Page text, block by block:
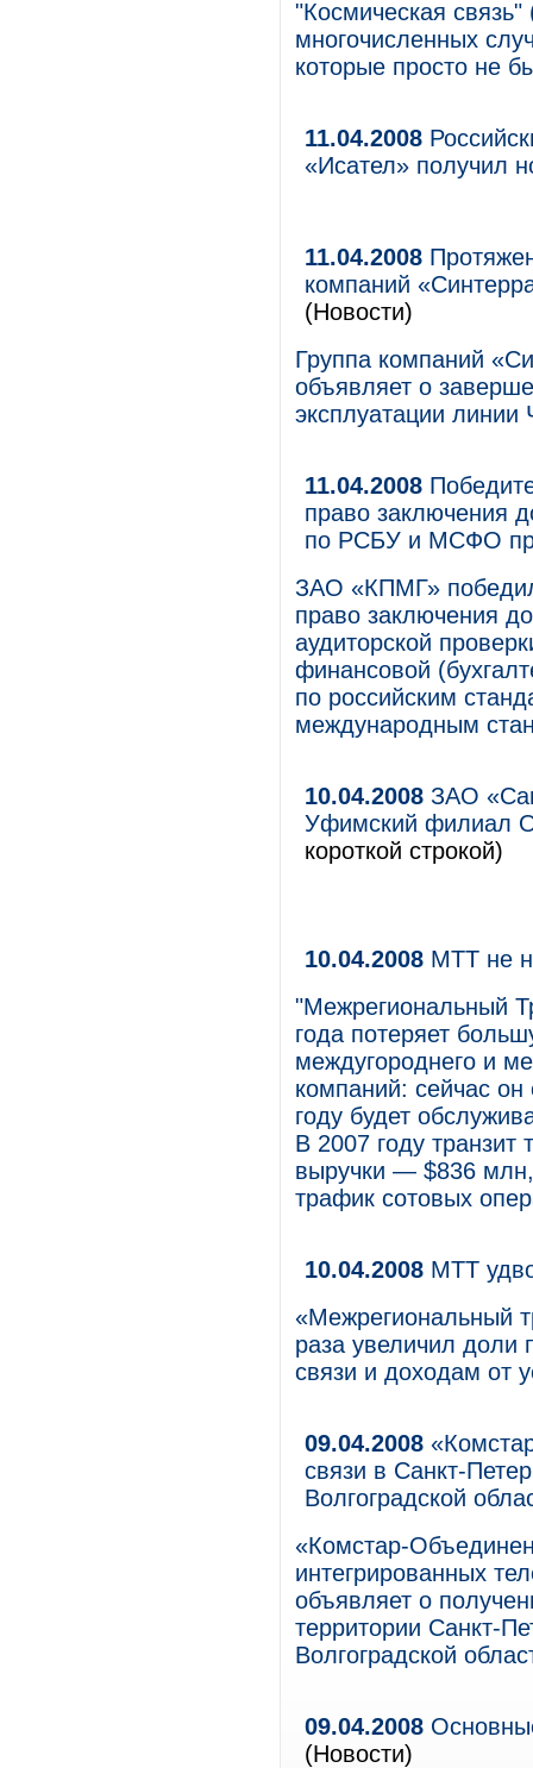
"Космическая
многочисленных
которые просто не
11.04.2008
«Исател» получил
11.04.2008
компаний
(Новости)
Группа компаний
объявляет о
эксплуатации
11.04.2008
право заключения
по РСБУ и МСФО
ЗАО «КПМГ»
право заключения
аудиторской
финансовой
по российским
международным
10.04.2008 ЗАО
Уфимский филиал
короткой строкой)
10.04.2008 МТТ не
"Межрегиональный
года потеряет
междугороднего и
компаний: сейчас он
году будет
В 2007 году
выручки — $836 млн,
трафик сотовых
10.04.2008 МТТ
«Межрегиональный
раза увеличил доли
связи и доходам от
09.04.2008
связи в Санкт-
Волгоградской
«Комстар-
интегрированных
объявляет о
территории Санкт-
Волгоградской
09.04.2008
(Новости)